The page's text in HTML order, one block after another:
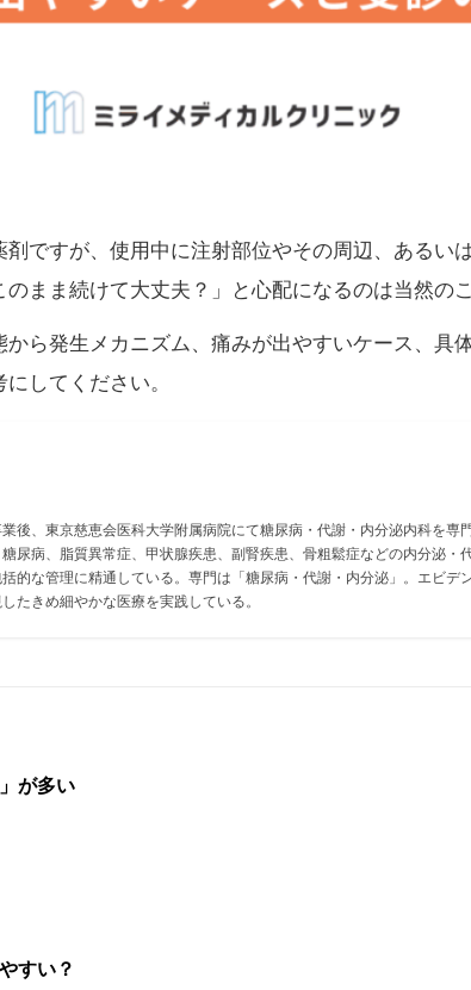
ですが、使用中に注射部位やその周辺、あるい
まま続けて大丈夫？」と心配になるのは当然のこ
ら発生メカニズム、痛みが出やすいケース、具
してください。
後、東京慈恵会医科大学附属病院にて糖尿病・代謝・内分泌内科を専
尿病、脂質異常症、甲状腺疾患、副腎疾患、骨粗鬆症などの内分泌・
的な管理に精通している。専門は「糖尿病・代謝・内分泌」。エビデ
たきめ細やかな医療を実践している。
が多い
すい？